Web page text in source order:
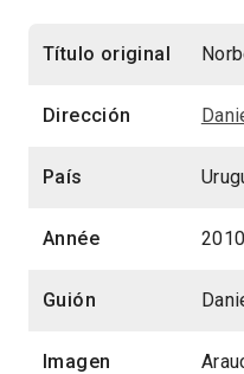
Título original
Dirección
País
Année 2010
Guión
Imagen